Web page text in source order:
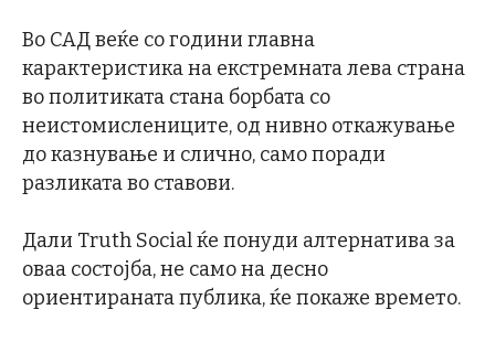
Во САД веќе со години главна
карактеристика на екстремната лева страна
во политиката стана борбата со
неистомислениците, од нивно откажување
до казнување и слично, само поради
разликата во ставови.
Дали Truth Social ќе понуди алтернатива за
оваа состојба, не само на десно
ориентираната публика, ќе покаже времето.